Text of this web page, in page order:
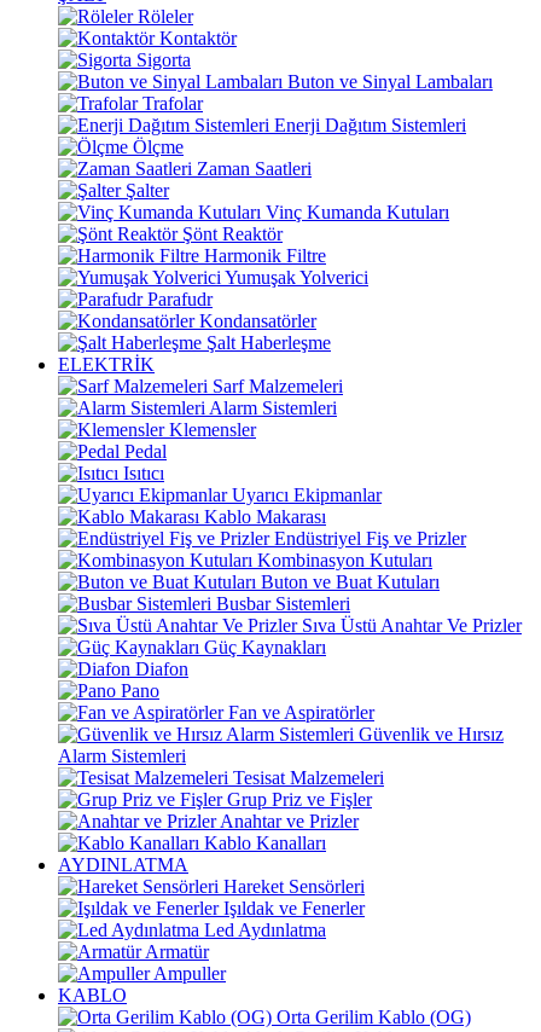
Röleler
Kontaktör
Sigorta
Buton ve Sinyal Lambaları
Trafolar
Enerji Dağıtım Sistemleri
Ölçme
Zaman Saatleri
Şalter
Vinç Kumanda Kutuları
Şönt Reaktör
Harmonik Filtre
Yumuşak Yolverici
Parafudr
Kondansatörler
Şalt Haberleşme
ELEKTRİK
Sarf Malzemeleri
Alarm Sistemleri
Klemensler
Pedal
Isıtıcı
Uyarıcı Ekipmanlar
Kablo Makarası
Endüstriyel Fiş ve Prizler
Kombinasyon Kutuları
Buton ve Buat Kutuları
Busbar Sistemleri
Sıva Üstü Anahtar Ve Prizler
Güç Kaynakları
Diafon
Pano
Fan ve Aspiratörler
Güvenlik ve Hırsız
Alarm Sistemleri
Tesisat Malzemeleri
Grup Priz ve Fişler
Anahtar ve Prizler
Kablo Kanalları
AYDINLATMA
Hareket Sensörleri
Işıldak ve Fenerler
Led Aydınlatma
Armatür
Ampuller
KABLO
Orta Gerilim Kablo (OG)